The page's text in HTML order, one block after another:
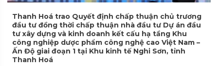
Thanh Hoá trao Quyết định chấp thuận chủ trương
đầu tư đồng thời chấp thuận nhà đầu tư Dự án đầu
tư xây dựng và kinh doanh kết cấu hạ tầng Khu
công nghiệp dược phẩm công nghệ cao Việt Nam –
Ấn Độ giai đoạn 1 tại Khu kinh tế Nghi Sơn, tỉnh
Thanh Hoá